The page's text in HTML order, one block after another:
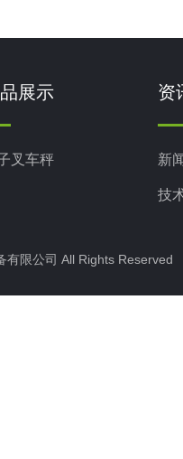
展示
叉车秤
资
新
技
有限公司 All Rights